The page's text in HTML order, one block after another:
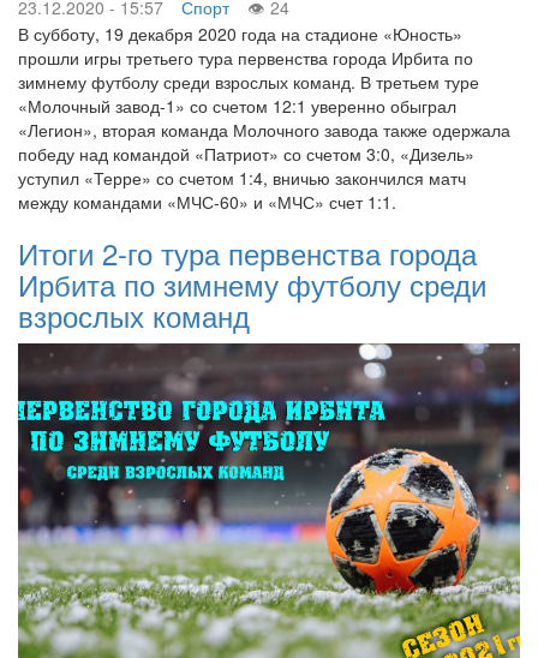
23.12.2020 - 15:57 Спорт
24
В субботу, 19 декабря 2020 года на стадионе «Юность»
прошли игры третьего тура первенства города Ирбита по
зимнему футболу среди взрослых команд. В третьем туре
«Молочный завод-1» со счетом 12:1 уверенно обыграл
«Легион», вторая команда Молочного завода также одержала
победу над командой «Патриот» со счетом 3:0, «Дизель»
уступил «Терре» со счетом 1:4, вничью закончился матч
между командами «МЧС-60» и «МЧС» счет 1:1.
Итоги 2-го тура первенства города
Ирбита по зимнему футболу среди
взрослых команд